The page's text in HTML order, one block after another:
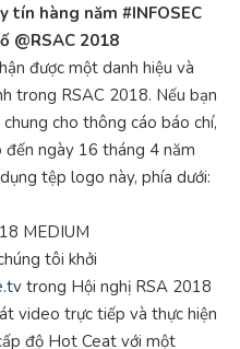
tín hàng năm #INFOSEC
@RSAC 2018
được một danh hiệu và
trong RSAC 2018. Nếu bạn
cho thông cáo báo chí,
ngày 16 tháng 4 năm
tệp logo này, phía dưới:
tôi khởi
trong Hội nghị RSA 2018
video trực tiếp và thực hiện
độ Hot Ceat với một